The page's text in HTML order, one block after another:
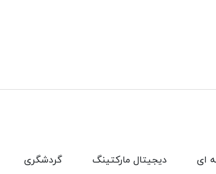
گردشگری دیجیتال مارکتینگ ای